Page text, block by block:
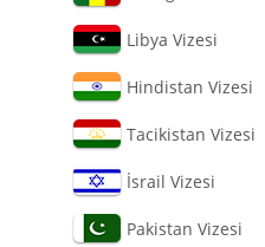
Libya Vizesi
Hindistan Vizesi
Tacikistan Vizesi
İsrail Vizesi
Pakistan Vizesi